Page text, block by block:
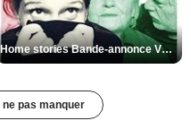
Home stories Bande-annonce VO STFR
pas manquer